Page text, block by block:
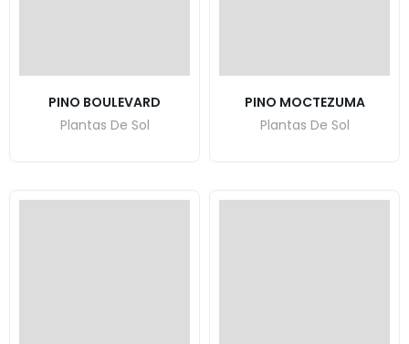
PINO BOULEVARD
Plantas De Sol
PINO MOCTEZUMA
Plantas De Sol